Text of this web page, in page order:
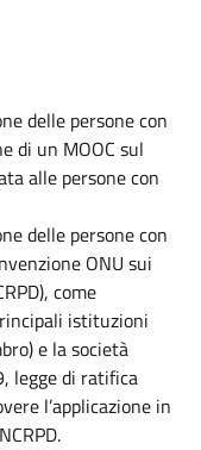
delle persone con
di un MOOC sul
alle persone con
delle persone con
ONU sui
come
istituzioni
e la società
legge di ratifica
l’applicazione in